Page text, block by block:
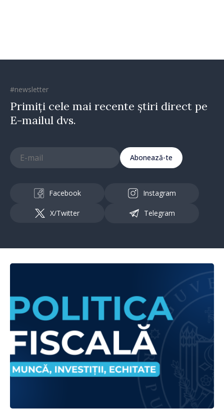
#newsletter
Primiți cele mai recente știri direct pe
E-mailul dvs.
Abonează-te
Facebook Instagram
X/Twitter Telegram